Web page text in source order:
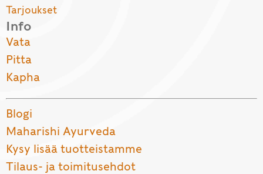
Tarjoukset
Info
Vata
Pitta
Kapha
Blogi
Maharishi Ayurveda
Kysy lisää tuotteistamme
Tilaus- ja toimitusehdot